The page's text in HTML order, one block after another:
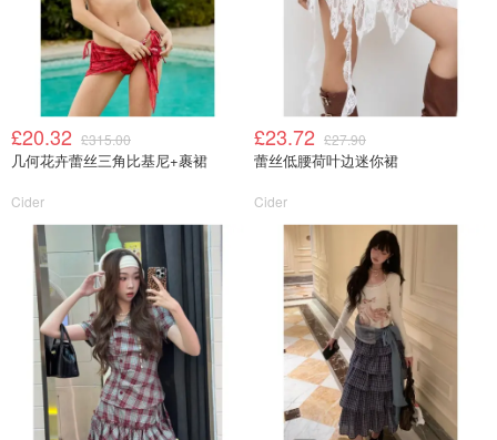
£20.32 £315.00
几何花卉蕾丝三角比基尼+裹裙
Cider
£23.72 £27.90
蕾丝低腰荷叶边迷你裙
Cider